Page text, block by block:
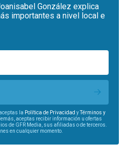
González explica
importantes a nivel local e
la Política de Privacidad yTérminos y
aceptas recibir información u ofertas
de GFR Media, sus afiliadas o de terceros.
en cualquier momento.